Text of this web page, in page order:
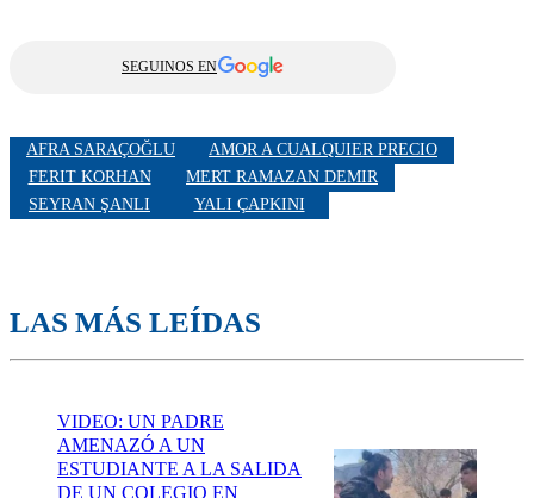
SEGUINOS EN
AFRA SARAÇOĞLU
AMOR A CUALQUIER PRECIO
FERIT KORHAN
MERT RAMAZAN DEMIR
SEYRAN ŞANLI
YALI ÇAPKINI
LAS MÁS LEÍDAS
VIDEO: UN PADRE
AMENAZÓ A UN
ESTUDIANTE A LA SALIDA
DE UN COLEGIO EN